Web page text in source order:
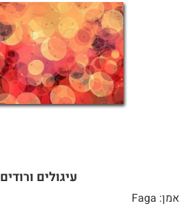
עיגולים ורודים
אמן: Faga